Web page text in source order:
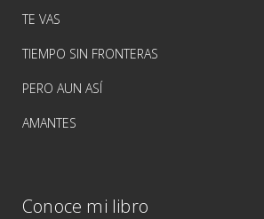
TE VAS
TIEMPO SIN FRONTERAS
PERO AUN ASÍ
AMANTES
Conoce mi libro